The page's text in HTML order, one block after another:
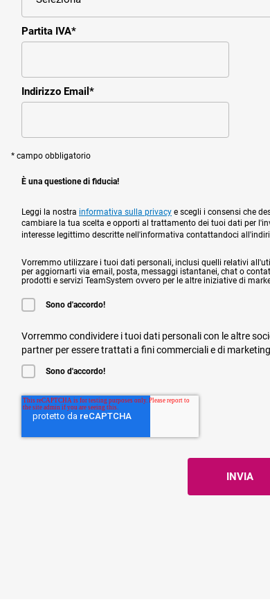
Partita IVA*
Indirizzo Email *
* campo obbligatorio
È una questione di fiducia!
Leggi la nostra informativa sulla privacy e scegli i consensi che
cambiare la tua scelta e opporti al trattamento dei tuoi dati per
interesse legittimo descritte nell'informativa contattandoci
Vorremmo utilizzare i tuoi dati personali, inclusi quelli relativi
per aggiornarti via email, posta, messaggi istantanei, chat o
prodotti e servizi TeamSystem ovvero per le altre iniziative di
Sono d'accordo!
Vorremmo condividere i tuoi dati personali con le altre
partner per essere trattati a fini commerciali e di marketing
Sono d'accordo!